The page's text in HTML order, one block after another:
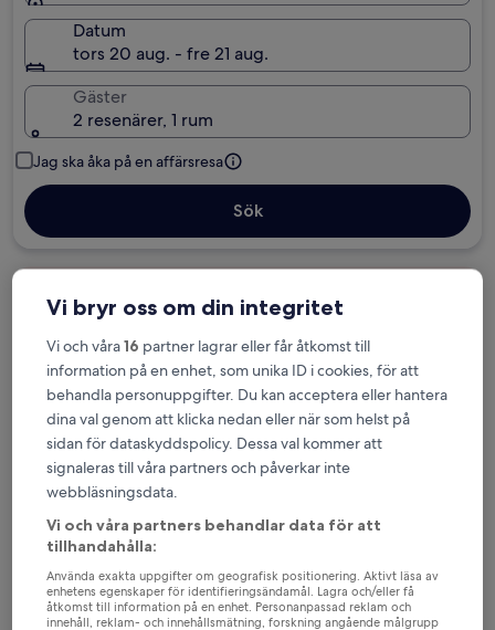
Datum
tors 20 aug. - fre 21 aug.
Gäster
2 resenärer, 1 rum
Jag ska åka på en affärsresa
Sök
Alternativ med gratis avbokning om
planerna ändras
Tjäna förmåner för varje natt du bor
Spara mer med medlemspriser
Se priser för dessa datum
Ikväll
6 aug. - 7 aug.
Imorgon
7 aug. - 8 aug.
Vi bryr oss om din integritet
Vi och våra16 partner lagrar eller får åtkomst till
information på en enhet, som unika ID i cookies, för att
behandla personuppgifter. Du kan acceptera eller hantera
dina val genom att klicka nedan eller när som helst på
sidan för dataskyddspolicy. Dessa val kommer att
signaleras till våra partners och påverkar inte
webbläsningsdata.
Vi och våra partners behandlar data för att
tillhandahålla:
Använda exakta uppgifter om geografisk positionering. Aktivt läsa av
enhetens egenskaper för identifieringsändamål. Lagra och/eller få
åtkomst till information på en enhet. Personanpassad reklam och
innehåll, reklam- och innehållsmätning, forskning angående målgrupp